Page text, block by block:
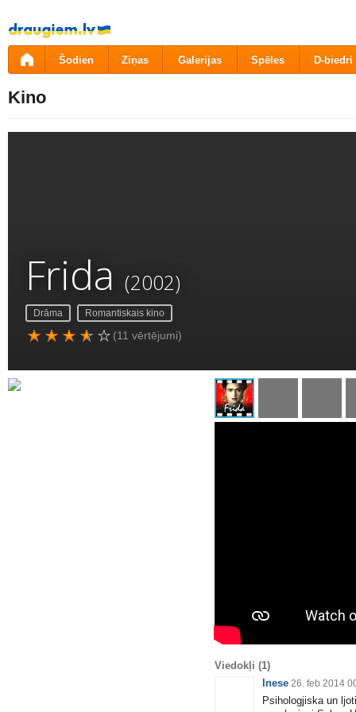
Pāriet
uz
saturu
Šodien Ziņas Galerijas Spēles D-biedri
Kino
Frida (2002)
Drāma Romantiskais kino
(11 vērtējumi)
Viedokļi (1)
Inese 26. feb 2014
Psihologjiska un